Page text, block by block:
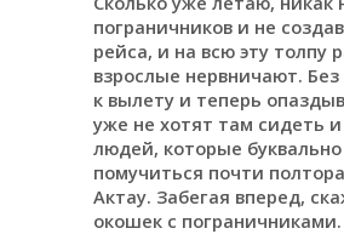
пограничников и не
рейса, и на всю эту толпу
взрослые нервничают.
к вылету и теперь
уже не хотят там сидеть
людей, которые
помучиться почти
Актау. Забегая вперед,
окошек с